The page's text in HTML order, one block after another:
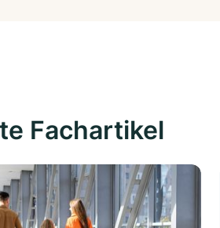
Fachartikel